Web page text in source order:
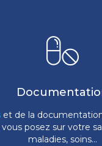
et de la
posez sur votre
maladies, soins...